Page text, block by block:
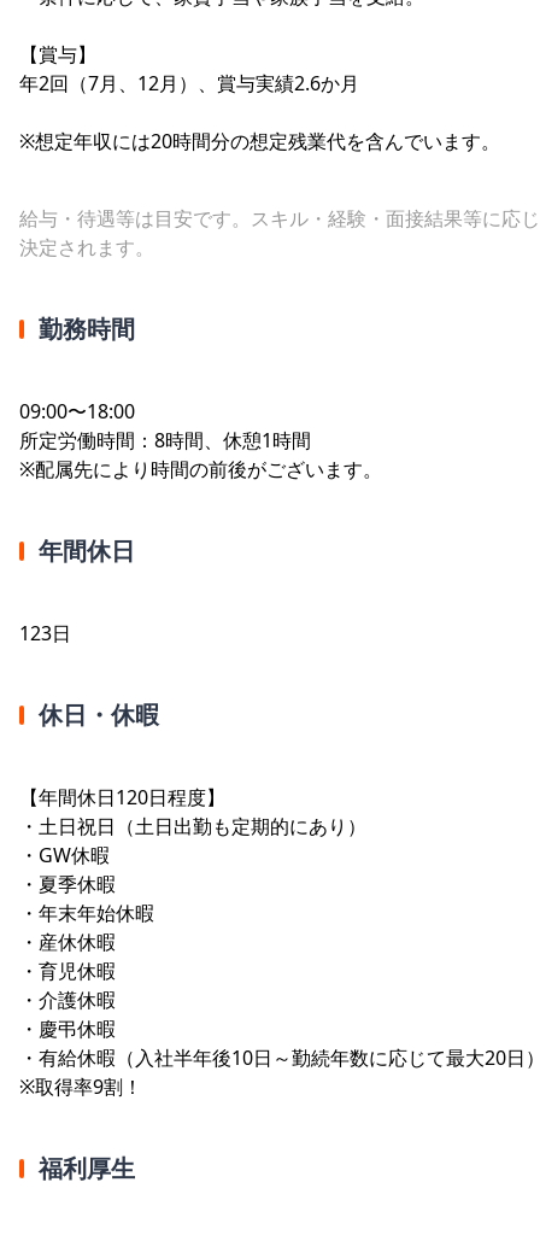
【賞与】
年2回（7月、12月）、賞与実績2.6か月
※想定年収には20時間分の想定残業代を含んでいます。
給与・待遇等は目安です。スキル・経験・面接結果等に応
決定されます。
勤務時間
09:00〜18:00
所定労働時間：8時間、休憩1時間
※配属先により時間の前後がございます。
年間休日
123日
休日・休暇
【年間休日120日程度】
・土日祝日（土日出勤も定期的にあり）
・GW休暇
・夏季休暇
・年末年始休暇
・産休休暇
・育児休暇
・介護休暇
・慶弔休暇
・有給休暇（入社半年後10日～勤続年数に応じて最大20日
※取得率9割！
福利厚生